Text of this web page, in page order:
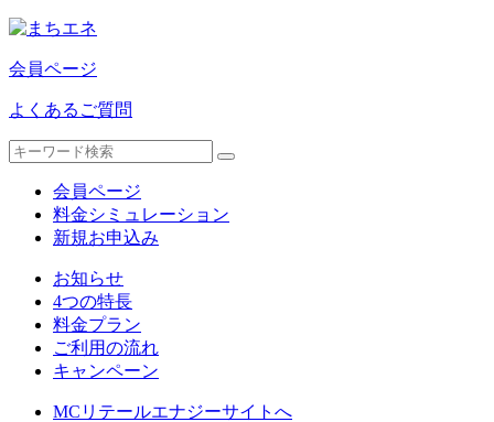
会員ページ
よくあるご質問
会員ページ
料金シミュレーション
新規お申込み
お知らせ
4つの特長
料金プラン
ご利用の流れ
キャンペーン
MCリテールエナジーサイトへ